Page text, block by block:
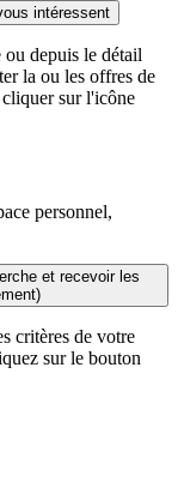
intéressent
ou depuis le détail
la ou les offres de
sur l'icône
personnel,
et recevoir les
critères de votre
sur le bouton